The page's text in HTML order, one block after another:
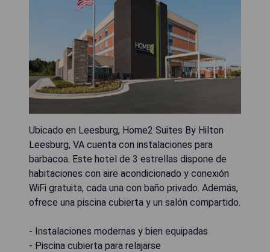
Ubicado en Leesburg, Home2 Suites By Hilton
Leesburg, VA cuenta con instalaciones para
barbacoa. Este hotel de 3 estrellas dispone de
habitaciones con aire acondicionado y conexión
WiFi gratuita, cada una con baño privado. Además,
ofrece una piscina cubierta y un salón compartido.
- Instalaciones modernas y bien equipadas
- Piscina cubierta para relajarse